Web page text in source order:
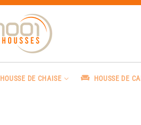
HOUSSE DE CHAISE HOUSSE DE